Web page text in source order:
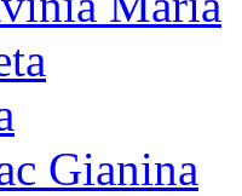
Gianina